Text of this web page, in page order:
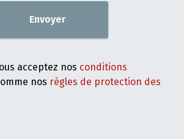
Envoyer
acceptez nos conditions
nos règles de protection des